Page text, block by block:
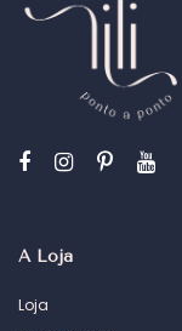
A Loja
Loja